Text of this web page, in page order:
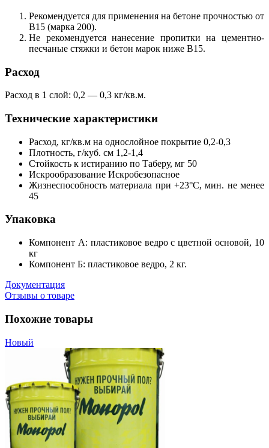
Рекомендуется для применения на бетоне прочностью от
B15 (марка 200).
Не рекомендуется нанесение пропитки на цементно-
песчаные стяжки и бетон марок ниже В15.
Расход
Расход в 1 слой: 0,2 — 0,3 кг/кв.м.
Технические характеристики
Расход, кг/кв.м на однослойное покрытие 0,2-0,3
Плотность, г/куб. см 1,2-1,4
Стойкость к истиранию по Таберу, мг 50
Искрообразование Искробезопасное
Жизнеспособность материала при +23°С, мин. не менее
45
Упаковка
Компонент А: пластиковое ведро с цветной основой, 10
кг
Компонент Б: пластиковое ведро, 2 кг.
Документация
Отзывы о товаре
Похожие товары
Новый